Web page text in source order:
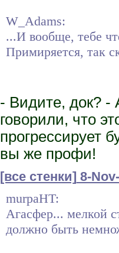
W_Adams:
...И вообще, тебе
Примиряется, так
- Видите, док? -
говорили, что
прогрессирует
вы же профи!
[все стенки] 8-
murpaHT:
Агасфер... мелкой
должно быть